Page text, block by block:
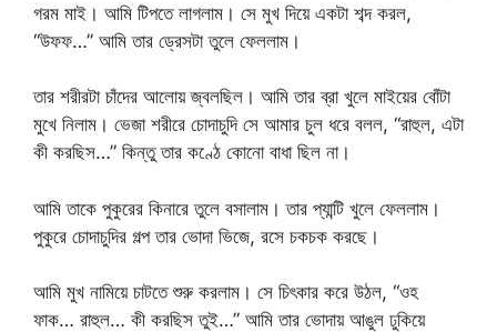
গরম মাই। আমি টিপতে লাগলাম। সে মুখ দিয়ে একটা শব্দ করল,
“উফফ…” আমি তার ড্রেসটা তুলে ফেললাম।
তার শরীরটা চাঁদের আলোয় জ্বলছিল। আমি তার ব্রা খুলে মাইয়ের বোঁটা
মুখে নিলাম। ভেজা শরীরে চোদাচুদি সে আমার চুল ধরে বলল, “রাহুল, এটা
কী করছিস…” কিন্তু তার কণ্ঠে কোনো বাধা ছিল না।
আমি তাকে পুকুরের কিনারে তুলে বসালাম। তার প্যান্টি খুলে ফেললাম।
পুকুরে চোদাচুদির গল্প তার ভোদা ভিজে, রসে চকচক করছে।
আমি মুখ নামিয়ে চাটতে শুরু করলাম। সে চিৎকার করে উঠল, “ওহ
ফাক… রাহুল… কী করছিস তুই…” আমি তার ভোদায় আঙুল ঢুকিয়ে